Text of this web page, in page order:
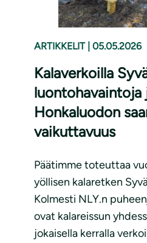
ARTIKKELIT 05.05.2026
Kalaverkoilla
luontohavaintoja
Honkaluodon
vaikuttavuus
Päätimme toteuttaa
yöllisen kalaretken
Kolmesti NLY.n
ovat kalareissun
jokaisella kerralla